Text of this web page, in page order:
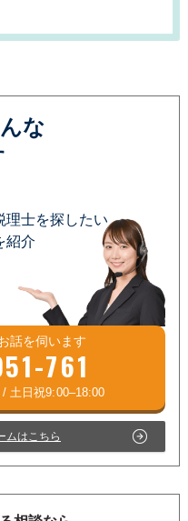
な
理士を探したい
紹介
話を伺います
761
ムはこちら